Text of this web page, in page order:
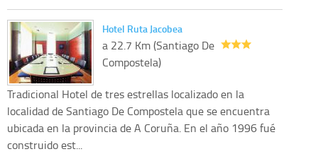
Hotel Ruta Jacobea
a 22.7 Km (Santiago De
Compostela)
Tradicional Hotel de tres estrellas localizado en la
localidad de Santiago De Compostela que se encuentra
ubicada en la provincia de A Coruña. En el año 1996 fué
construido est...